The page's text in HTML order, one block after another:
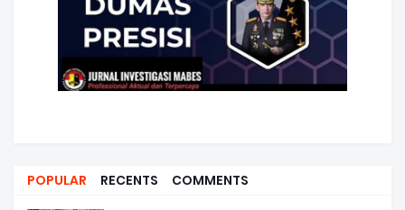
POPULAR RECENTS COMMENTS